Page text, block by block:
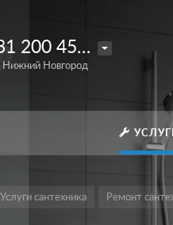
+7 831 200 45 85
Нижний Новгород
Услуги сантехника Ремонт